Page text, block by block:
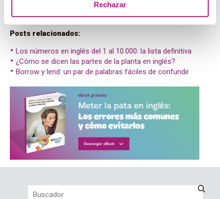
Rechazar
Prueba a unir frases con estas conjunciones a ver qué tal
te sale.
Posts relacionados:
Los números en inglés del 1 al 10.000: la lista definitiva
¿Cómo se dicen las partes de la planta en inglés?
Borrow y lend: un par de palabras fáciles de confundir